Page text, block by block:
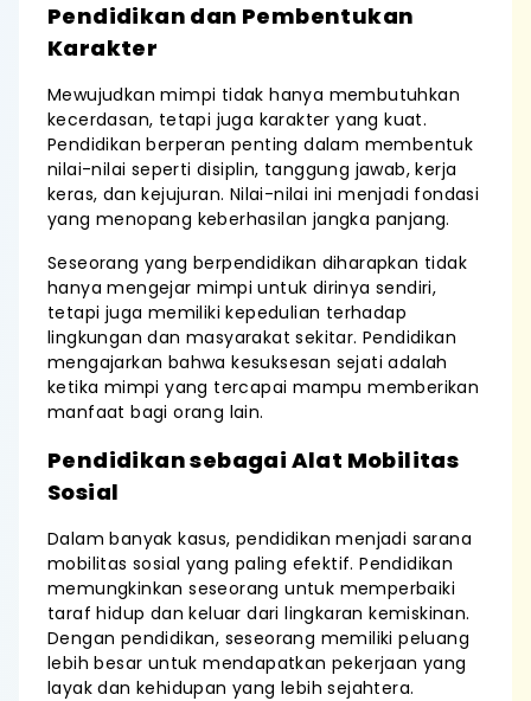
Pendidikan dan Pembentukan
Karakter
Mewujudkan mimpi tidak hanya membutuhkan
kecerdasan, tetapi juga karakter yang kuat.
Pendidikan berperan penting dalam membentuk
nilai-nilai seperti disiplin, tanggung jawab, kerja
keras, dan kejujuran. Nilai-nilai ini menjadi fondasi
yang menopang keberhasilan jangka panjang.
Seseorang yang berpendidikan diharapkan tidak
hanya mengejar mimpi untuk dirinya sendiri,
tetapi juga memiliki kepedulian terhadap
lingkungan dan masyarakat sekitar. Pendidikan
mengajarkan bahwa kesuksesan sejati adalah
ketika mimpi yang tercapai mampu memberikan
manfaat bagi orang lain.
Pendidikan sebagai Alat Mobilitas
Sosial
Dalam banyak kasus, pendidikan menjadi sarana
mobilitas sosial yang paling efektif. Pendidikan
memungkinkan seseorang untuk memperbaiki
taraf hidup dan keluar dari lingkaran kemiskinan.
Dengan pendidikan, seseorang memiliki peluang
lebih besar untuk mendapatkan pekerjaan yang
layak dan kehidupan yang lebih sejahtera.